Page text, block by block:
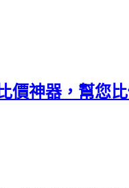
價神器，幫您